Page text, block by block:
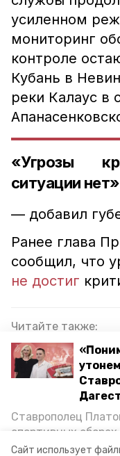
Сайт использует
Ставрополец
спортивных
Каспийском море
усиленном
мониторинг
контроле
Кубань в
реки Калаус в
«Угрозы
ситуации
— добавил
Ранее глава
сообщил, что
не достиг
Читайте также:
Почти 160 тыс.
Ставрополье
МЧС Ставрополья
Минприроды
Светлограде